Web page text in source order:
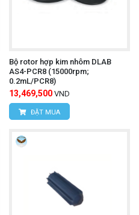
Bộ rotor hợp kim nhôm DLAB
AS4-PCR8 (15000rpm;
0.2mL/PCR8)
13,469,500 VND
ĐẶT MUA